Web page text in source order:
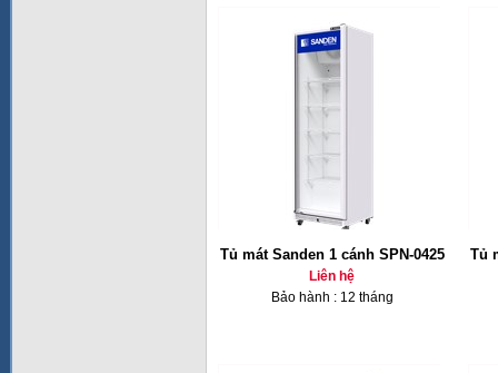
Tủ mát Sanden 1 cánh SPN-0425
Liên hệ
Bảo hành : 12 tháng
Tủ